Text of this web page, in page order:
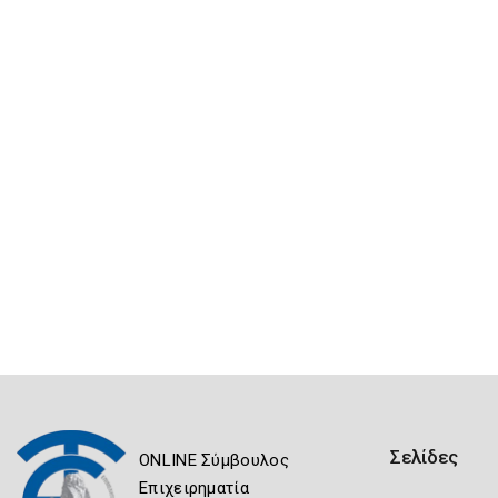
ONLINE Σύμβουλος
Επιχειρηματία
Σελίδες